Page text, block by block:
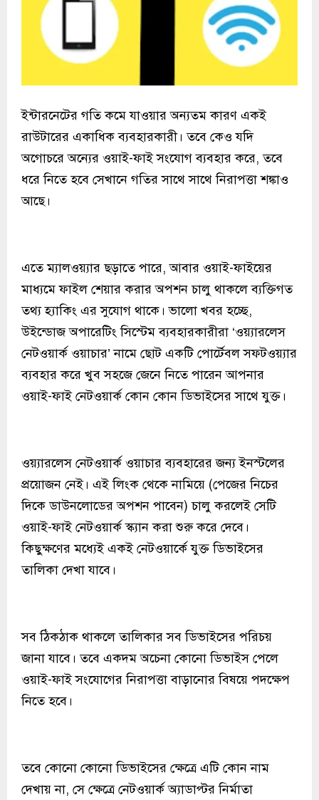
ইন্টারনেটের গতি কমে যাওয়ার অন্যতম কারণ একই
রাউটারের একাধিক ব্যবহারকারী। তবে কেও যদি
অগোচরে অন্যের ওয়াই-ফাই সংযোগ ব্যবহার করে, তবে
ধরে নিতে হবে সেখানে গতির সাথে সাথে নিরাপত্তা শঙ্কাও
আছে।
এতে ম্যালওয়্যার ছড়াতে পারে, আবার ওয়াই-ফাইয়ের
মাধ্যমে ফাইল শেয়ার করার অপশন চালু থাকলে ব্যক্তিগত
তথ্য হ্যাকিং এর সুযোগ থাকে। ভালো খবর হচ্ছে,
উইন্ডোজ অপারেটিং সিস্টেম ব্যবহারকারীরা ‘ওয়্যারলেস
নেটওয়ার্ক ওয়াচার’ নামে ছোট একটি পোর্টেবল সফটওয়্যার
ব্যবহার করে খুব সহজে জেনে নিতে পারেন আপনার
ওয়াই-ফাই নেটওয়ার্ক কোন কোন ডিভাইসের সাথে যুক্ত।
ওয়্যারলেস নেটওয়ার্ক ওয়াচার ব্যবহারের জন্য ইনস্টলের
প্রয়োজন নেই। এই লিংক থেকে নামিয়ে (পেজের নিচের
দিকে ডাউনলোডের অপশন পাবেন) চালু করলেই সেটি
ওয়াই-ফাই নেটওয়ার্ক স্ক্যান করা শুরু করে দেবে।
কিছুক্ষণের মধ্যেই একই নেটওয়ার্কে যুক্ত ডিভাইসের
তালিকা দেখা যাবে।
সব ঠিকঠাক থাকলে তালিকার সব ডিভাইসের পরিচয়
জানা যাবে। তবে একদম অচেনা কোনো ডিভাইস পেলে
ওয়াই-ফাই সংযোগের নিরাপত্তা বাড়ানোর বিষয়ে পদক্ষেপ
নিতে হবে।
তবে কোনো কোনো ডিভাইসের ক্ষেত্রে এটি কোন নাম
দেখায় না, সে ক্ষেত্রে নেটওয়ার্ক অ্যাডাপ্টর নির্মাতা